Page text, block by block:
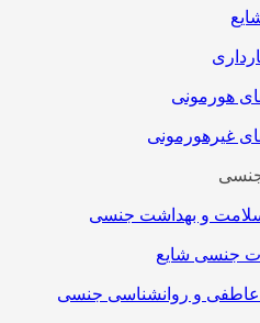
هورمونی
غیرهورمونی
و بهداشت جنسی
جنسی شایع
عاطفی و روانشناسی جنسی